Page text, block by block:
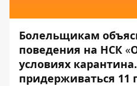
Болельщикам
поведения на НСК «
условиях
придерживаться 11